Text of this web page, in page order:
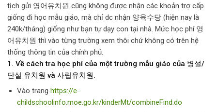
tịch gửi 영어유치원 cũng không được nhận các khoản trợ cấp
giống đi học mẫu giáo, mà chỉ dc nhận 양육수당 (hiện nay là
240k/tháng) giống như bạn tự dạy con tại nhà. Mức học phí 영
어유치원 thì vào từng trường xem thôi chứ không có trên hệ
thống thông tin của chính phủ.
1. Về cách tra học phí của một trường mẫu giáo của 병설/
단설 유치원 và 사립유치원.
Vào trang https://e-
childschoolinfo.moe.go.kr/kinderMt/combineFind.do